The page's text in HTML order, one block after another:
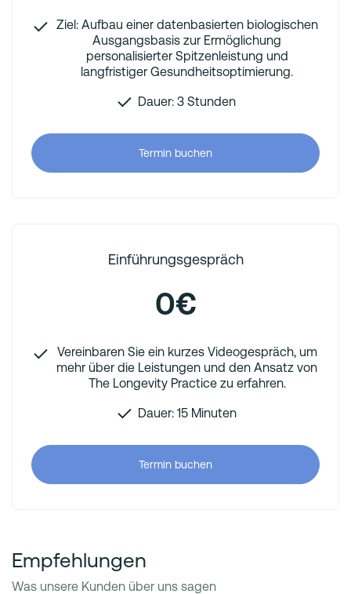
Ziel: Aufbau einer datenbasierten biologischen
Ausgangsbasis zur Ermöglichung
personalisierter Spitzenleistung und
langfristiger Gesundheitsoptimierung.
Dauer: 3 Stunden
Termin buchen
Einführungsgespräch
0€
Vereinbaren Sie ein kurzes Videogespräch, um
mehr über die Leistungen und den Ansatz von
The Longevity Practice zu erfahren.
Dauer: 15 Minuten
Termin buchen
Empfehlungen
Was unsere Kunden über uns sagen